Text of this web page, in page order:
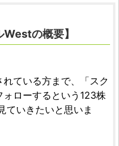
の概要】
ている方まで、「スク
ローするという123株
ていきたいと思いま